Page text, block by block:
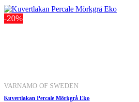
-20%
VARNAMO OF SWEDEN
Kuvertlakan Percale Mörkgrå Eko